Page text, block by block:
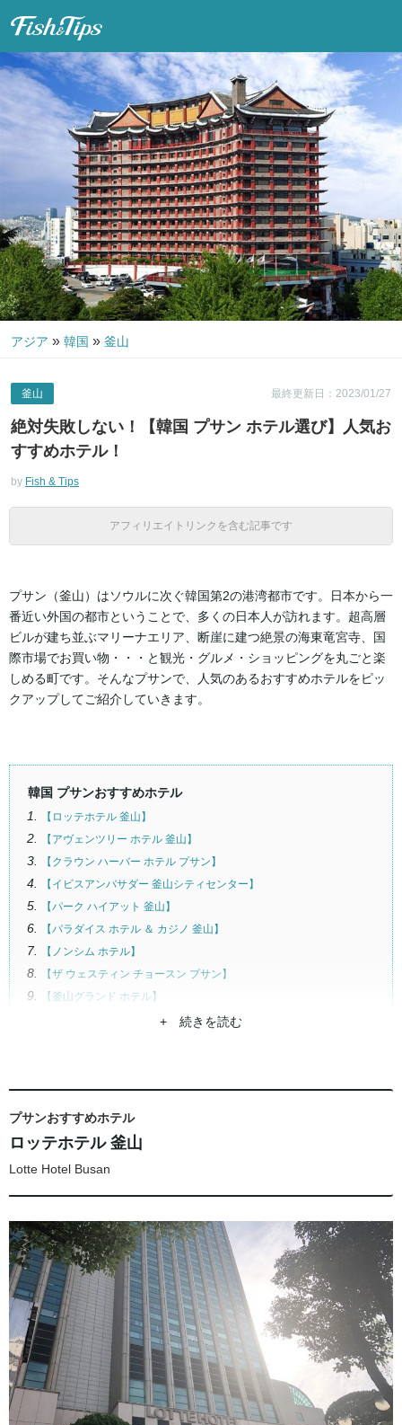
アジア » 韓国 » 釜山
最終更新日：2023/01/27
釜山
絶対失敗しない！【韓国 プサン ホテル選び】人気お
すすめホテル！
by Fish & Tips
アフィリエイトリンクを含む記事です
プサン（釜山）はソウルに次ぐ韓国第2の港湾都市です。日本から一
番近い外国の都市ということで、多くの日本人が訪れます。超高層
ビルが建ち並ぶマリーナエリア、断崖に建つ絶景の海東竜宮寺、国
際市場でお買い物・・・と観光・グルメ・ショッピングを丸ごと楽
しめる町です。そんなプサンで、人気のあるおすすめホテルをピッ
クアップしてご紹介していきます。
韓国 プサンおすすめホテル
【ロッテホテル 釜山】
【アヴェンツリー ホテル 釜山】
【クラウン ハーバー ホテル プサン】
【イビスアンバサダー 釜山シティセンター】
【パーク ハイアット 釜山】
【パラダイス ホテル ＆ カジノ 釜山】
【ノンシム ホテル】
【ザ ウェスティン チョースン プサン】
【釜山グランド ホテル】
+ 続きを読む
プサンおすすめホテル
ロッテホテル 釜山
Lotte Hotel Busan